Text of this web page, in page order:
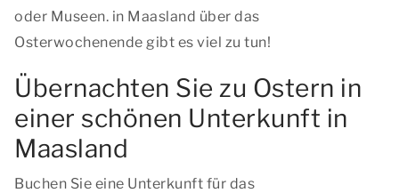
oder Museen. in Maasland über das
Osterwochenende gibt es viel zu tun!
Übernachten Sie zu Ostern in
einer schönen Unterkunft in
Maasland
Buchen Sie eine Unterkunft für das